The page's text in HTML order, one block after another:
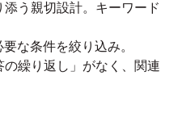
添う親切設計。キーワード
な条件を絞り込み。
繰り返し」がなく、関連